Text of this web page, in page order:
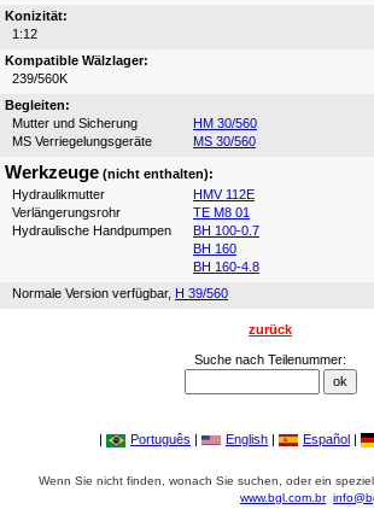
Konizität:
1:12
Kompatible Wälzlager:
239/560K
Begleiten:
Mutter und Sicherung
HM 30/560
MS Verriegelungsgeräte
MS 30/560
Werkzeuge (nicht enthalten):
Hydraulikmutter
HMV 112E
Verlängerungsrohr
TE M8 01
Hydraulische Handpumpen
BH 100-0.7
BH 160
BH 160-4.8
Normale Version verfügbar, H 39/560
zurück
Suche nach Teilenummer:
| Português | English | Español |
Wenn Sie nicht finden, wonach Sie suchen, oder ein
www.bgl.com.br